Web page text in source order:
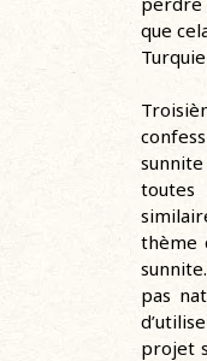
que
toutes
thème
pas
projet